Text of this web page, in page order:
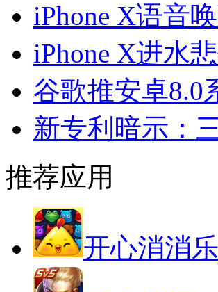
iPhone X语音
iPhone X进水
谷歌推安卓8.0
新专利暗示：
推荐应用
开心消消乐